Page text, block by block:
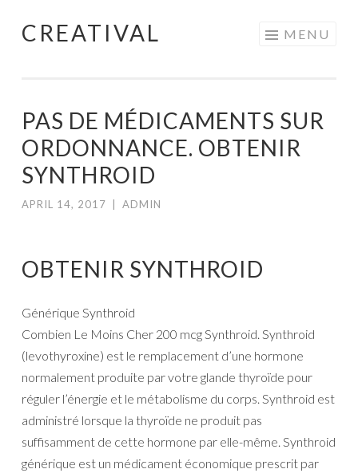
Skip
CREATIVAL MENU
PAS DE MÉDICAMENTS SUR
ORDONNANCE. OBTENIR
SYNTHROID
APRIL 14, 2017 ADMIN
OBTENIR SYNTHROID
Générique Synthroid
Combien Le Moins Cher 200 mcg Synthroid. Synthroid
(levothyroxine) est le remplacement d’une hormone
normalement produite par votre glande thyroïde pour
réguler l’énergie et le métabolisme du corps. Synthroid est
administré lorsque la thyroïde ne produit pas
suffisamment de cette hormone par elle-même. Synthroid
générique est un médicament économique prescrit par